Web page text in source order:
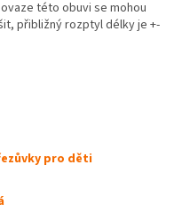
této obuvi se mohou
přibližný rozptyl délky je +-
pro děti